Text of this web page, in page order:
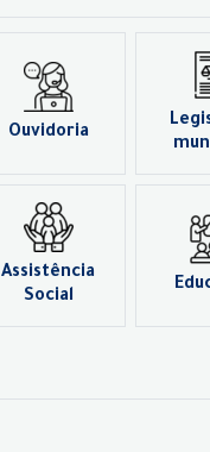
Ouvidoria
Assistência
Social